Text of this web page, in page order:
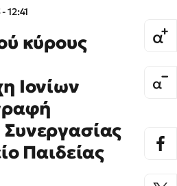
12:41
κύρους
Ιονίων
Παιδείας